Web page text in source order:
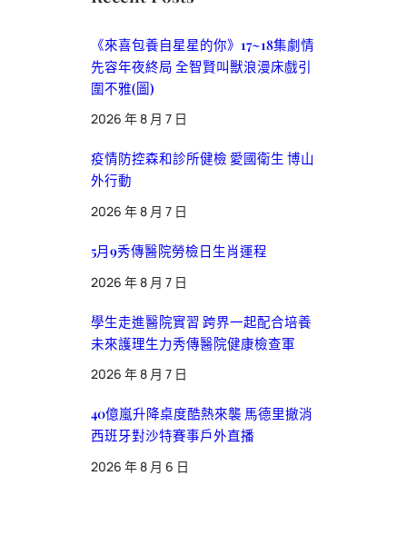
《來喜包養自星星的你》17~18集劇情
先容年夜終局 全智賢叫獸浪漫床戲引
圍不雅(圖)
2026 年 8 月 7 日
疫情防控森和診所健檢 愛國衛生 博山
外行動
2026 年 8 月 7 日
5月9秀傳醫院勞檢日生肖運程
2026 年 8 月 7 日
學生走進醫院實習 跨界一起配合培養
未來護理生力秀傳醫院健康檢查軍
2026 年 8 月 7 日
40億嵐升降桌度酷熱來襲 馬德里撤消
西班牙對沙特賽事戶外直播
2026 年 8 月 6 日